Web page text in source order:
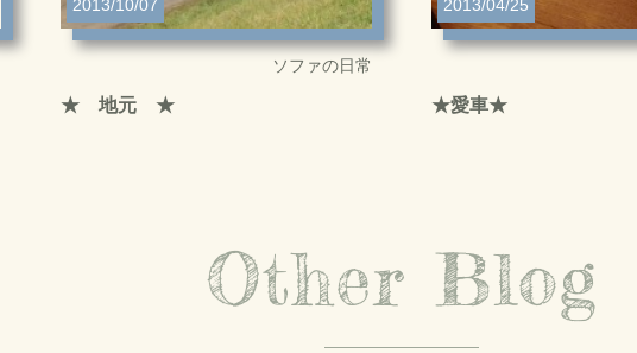
2013/10/07
ソファの日常
★ 地元 ★
2013/04/25
★愛車★
Other Blog